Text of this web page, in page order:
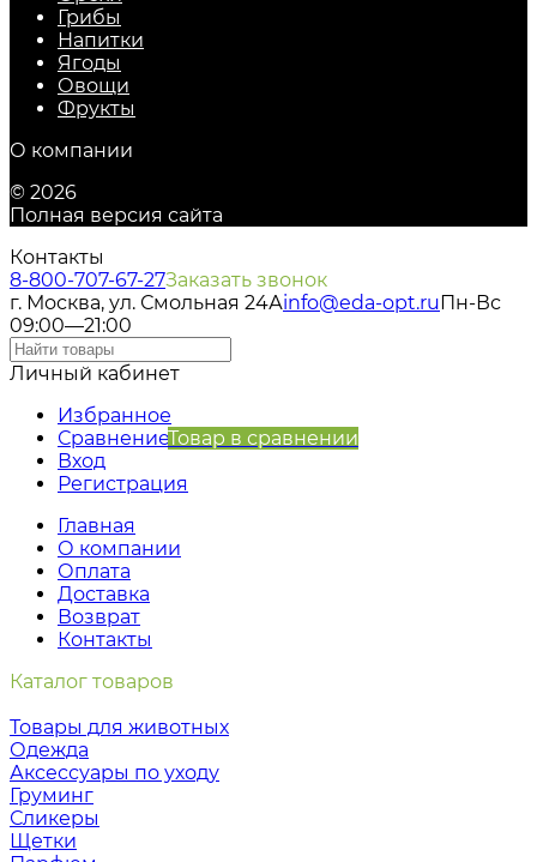
Грибы
Напитки
Ягоды
Овощи
Фрукты
О компании
© 2026
Полная версия сайта
Контакты
8-800-707-67-27Заказать звонок
г. Москва, ул. Смольная 24Аinfo@eda-opt.ruПн-Вс
09:00—21:00
Личный кабинет
Избранное
СравнениеТовар в сравнении
Вход
Регистрация
Главная
О компании
Оплата
Доставка
Возврат
Контакты
Каталог товаров
Товары для животных
Одежда
Аксессуары по уходу
Груминг
Сликеры
Щетки